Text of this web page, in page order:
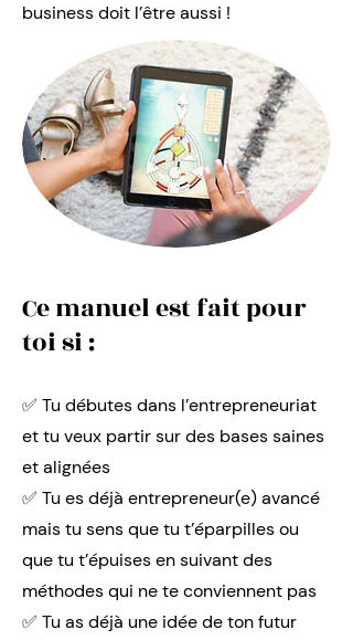
business doit l’être aussi !
Ce manuel est fait pour
toi si :
✅ Tu débutes dans l’entrepreneuriat
et tu veux partir sur des bases saines
et alignées
✅ Tu es déjà entrepreneur(e) avancé
mais tu sens que tu t’éparpilles ou
que tu t’épuises en suivant des
méthodes qui ne te conviennent pas
✅ Tu as déjà une idée de ton futur